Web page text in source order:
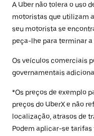
A Uber não tolera o uso
motoristas que utilizam
seu motorista se
peça-lhe para terminar
Os veículos comerciais
governamentais
*Os preços de exemplo
preços do UberX e não
localização, atrasos de
Podem aplicar-se tarifas